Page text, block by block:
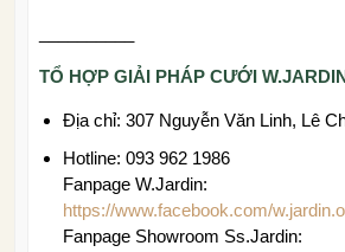
TỔ HỢP GIẢI PHÁP CƯỚI
Địa chỉ: 307 Nguyễn Văn Linh, Lê
Hotline: 093 962 1986
Fanpage W.Jardin:
https://www.facebook.com/
Fanpage Showroom Ss.Jardin: